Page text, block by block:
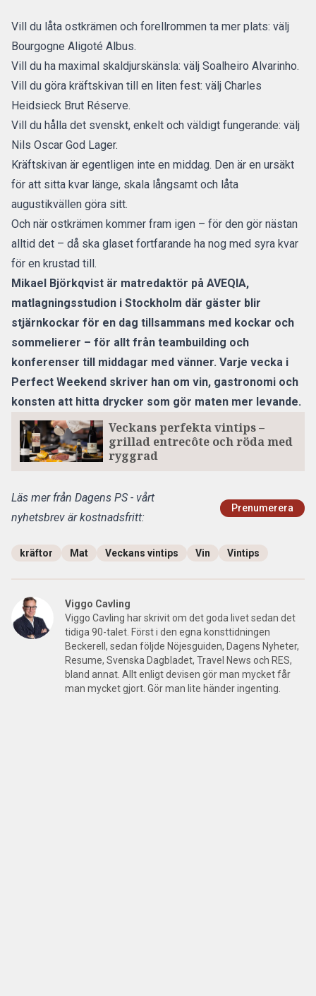
Vill du låta ostkrämen och forellrommen ta mer plats: välj
Bourgogne Aligoté Albus.
Vill du ha maximal skaldjurskänsla: välj Soalheiro Alvarinho.
Vill du göra kräftskivan till en liten fest: välj Charles
Heidsieck Brut Réserve.
Vill du hålla det svenskt, enkelt och väldigt fungerande: välj
Nils Oscar God Lager.
Kräftskivan är egentligen inte en middag. Den är en ursäkt
för att sitta kvar länge, skala långsamt och låta
augustikvällen göra sitt.
Och när ostkrämen kommer fram igen – för den gör nästan
alltid det – då ska glaset fortfarande ha nog med syra kvar
för en krustad till.
Mikael Björkqvist är matredaktör på AVEQIA,
matlagningsstudion i Stockholm där gäster blir
stjärnkockar för en dag tillsammans med kockar och
sommelierer – för allt från teambuilding och
konferenser till middagar med vänner. Varje vecka i
Perfect Weekend skriver han om vin, gastronomi och
konsten att hitta drycker som gör maten mer levande.
Veckans perfekta vintips –
grillad entrecôte och röda med
ryggrad
Läs mer från Dagens PS - vårt
nyhetsbrev är kostnadsfritt:
Prenumerera
kräftor Mat Veckans vintips Vin Vintips
Viggo Cavling
Viggo Cavling har skrivit om det goda livet sedan det
tidiga 90-talet. Först i den egna konsttidningen
Beckerell, sedan följde Nöjesguiden, Dagens Nyheter,
Resume, Svenska Dagbladet, Travel News och RES,
bland annat. Allt enligt devisen gör man mycket får
man mycket gjort. Gör man lite händer ingenting.